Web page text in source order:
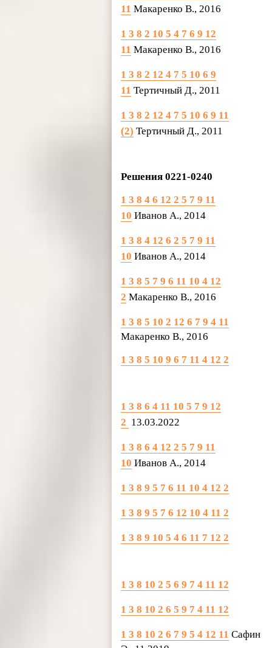
11 Макаренко В., 2016
1 3 8 2 10 5 4 7 6 9 12
11 Макаренко В., 2016
1 3 8 2 12 4 7 5 10 6 9
11 Тертичный Д., 2011
1 3 8 2 12 4 7 5 10 6 9 11
(2) Тертичный Д., 2011
Решения 0221-0240
1 3 8 4 6 12 2 5 7 9 11
10 Иванов А., 2014
1 3 8 4 12 6 2 5 7 9 11
10 Иванов А., 2014
1 3 8 5 7 9 6 11 10 4 12
2 Макаренко В., 2016
1 3 8 5 10 2 12 6 7 9 4 11
Макаренко В., 2016
1 3 8 5 10 9 6 7 11 4 12 2
1 3 8 6 4 11 10 5 7 9 12
2 13.03.2022
1 3 8 6 4 12 2 5 7 9 11
10 Иванов А., 2014
1 3 8 9 5 7 6 11 10 4 12 2
1 3 8 9 5 7 6 12 10 4 11 2
1 3 8 9 10 5 4 6 11 7 12 2
1 3 8 10 2 5 6 9 7 4 11 12
1 3 8 10 2 6 5 9 7 4 11 12
1 3 8 10 2 6 7 9 5 4 12 11 Сафин